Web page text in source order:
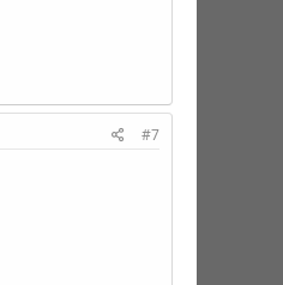
#7